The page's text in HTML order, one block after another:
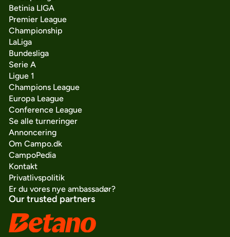
Betinia LIGA
Premier League
Championship
LaLiga
Bundesliga
Serie A
Ligue 1
Champions League
Europa League
Conference League
Se alle turneringer
Annoncering
Om Campo.dk
CampoPedia
Kontakt
Privatlivspolitik
Er du vores nye ambassadør?
Our trusted partners